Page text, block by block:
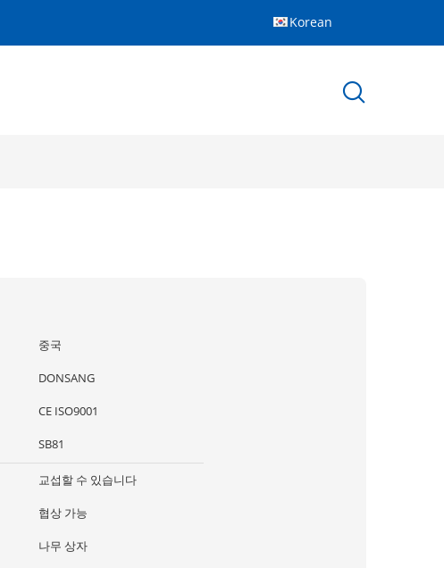
Korean
중국
DONSANG
CE ISO9001
SB81
교섭할 수 있습니다
협상 가능
나무 상자